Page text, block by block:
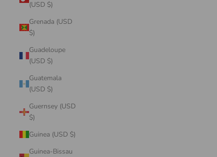
(USD $)
Grenada (USD
$)
Guadeloupe
(USD $)
Guatemala
(USD $)
Guernsey (USD
$)
Guinea (USD $)
Guinea-Bissau